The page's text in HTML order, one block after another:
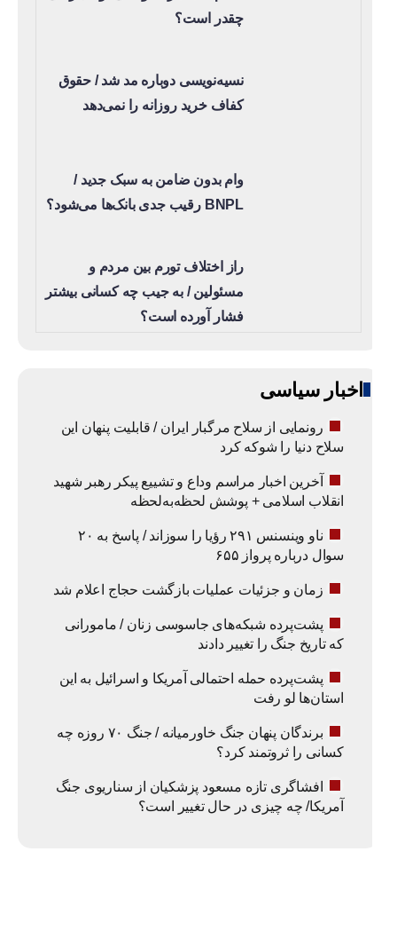
چقدر است؟
نسیه‌نویسی دوباره مد شد / حقوق
کفاف خرید روزانه را نمی‌دهد
وام بدون ضامن به سبک جدید /
BNPL رقیب جدی بانک‌ها می‌شود؟
راز اختلاف تورم بین مردم و
مسئولین / به جیب چه کسانی بیشتر
فشار آورده است؟
اخبار سیاسی
رونمایی از سلاح مرگبار ایران / قابلیت پنهان این
سلاح دنیا را شوکه کرد
آخرین اخبار مراسم وداع و تشییع پیکر رهبر شهید
انقلاب اسلامی + پوشش لحظه‌به‌لحظه
ناو وینسنس ۲۹۱ رؤیا را سوزاند / پاسخ به ۲۰
سوال درباره پرواز ۶۵۵
زمان و جزئیات عملیات بازگشت حجاج اعلام شد
پشت‌پرده شبکه‌های جاسوسی زنان / مامورانی
که تاریخ جنگ را تغییر دادند
پشت‌پرده حمله احتمالی آمریکا و اسرائیل به این
استان‌ها لو رفت
برندگان پنهان جنگ خاورمیانه / جنگ ۷۰ روزه چه
کسانی را ثروتمند کرد؟
افشاگری تازه مسعود پزشکیان از سناریوی جنگ
آمریکا/ چه چیزی در حال تغییر است؟